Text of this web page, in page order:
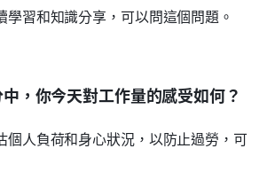
學習和知識分享，可以問這個問題。
，你今天對工作量的感受如何？
個人負荷和身心狀況，以防止過勞，可